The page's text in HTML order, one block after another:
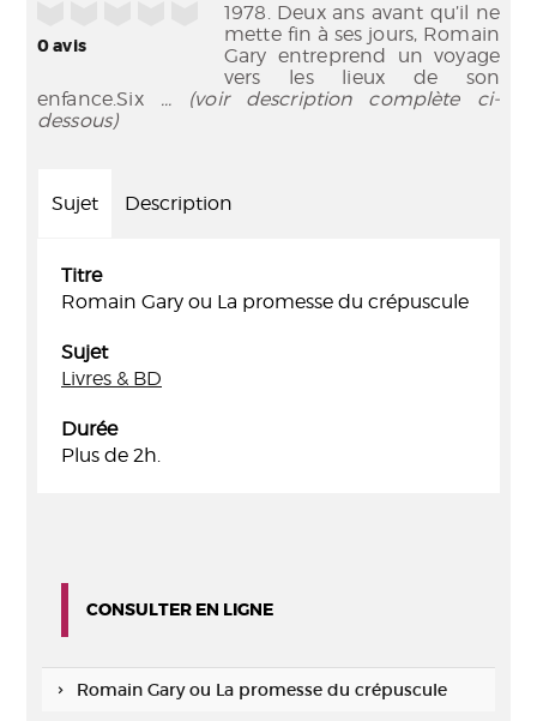
0avis
1978. Deux ans avant qu’il ne
mette fin à ses jours, Romain
Gary entreprend un voyage
vers les lieux de son
enfance.Six ... (voir description complète ci-
dessous)
Sujet Description
Titre
Romain Gary ou La promesse du crépuscule
Sujet
Livres & BD
Durée
Plus de 2h.
CONSULTER EN LIGNE
Romain Gary ou La promesse du crépuscule